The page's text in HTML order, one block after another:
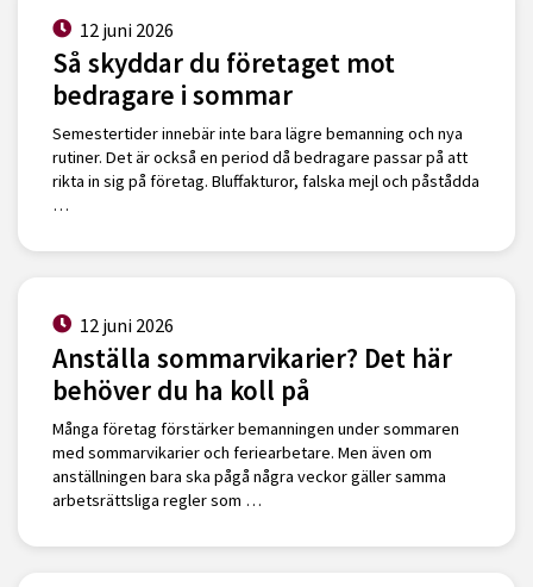
12 juni 2026
Så skyddar du företaget mot
bedragare i sommar
Semestertider innebär inte bara lägre bemanning och nya
rutiner. Det är också en period då bedragare passar på att
rikta in sig på företag. Bluffakturor, falska mejl och påstådda
…
12 juni 2026
Anställa sommarvikarier? Det här
behöver du ha koll på
Många företag förstärker bemanningen under sommaren
med sommarvikarier och feriearbetare. Men även om
anställningen bara ska pågå några veckor gäller samma
arbetsrättsliga regler som …